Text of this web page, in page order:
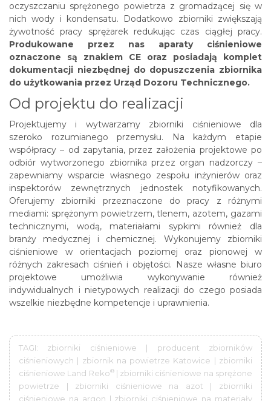
oczyszczaniu sprężonego powietrza z gromadzącej się w
nich wody i kondensatu. Dodatkowo zbiorniki zwiększają
żywotność pracy sprężarek redukując czas ciągłej pracy.
Produkowane przez nas aparaty ciśnieniowe
oznaczone są znakiem CE oraz posiadają komplet
dokumentacji niezbędnej do dopuszczenia zbiornika
do użytkowania przez Urząd Dozoru Technicznego.
Od projektu do realizacji
Projektujemy i wytwarzamy zbiorniki ciśnieniowe dla
szeroko rozumianego przemysłu. Na każdym etapie
współpracy – od zapytania, przez założenia projektowe po
odbiór wytworzonego zbiornika przez organ nadzorczy –
zapewniamy wsparcie własnego zespołu inżynierów oraz
inspektorów zewnętrznych jednostek notyfikowanych.
Oferujemy zbiorniki przeznaczone do pracy z różnymi
mediami: sprężonym powietrzem, tlenem, azotem, gazami
technicznymi, wodą, materiałami sypkimi również dla
branży medycznej i chemicznej. Wykonujemy zbiorniki
ciśnieniowe w orientacjach poziomej oraz pionowej w
różnych zakresach ciśnień i objętości. Nasze własne biuro
projektowe umożliwia wykonywanie również
indywidualnych i nietypowych realizacji do czego posiada
wszelkie niezbędne kompetencje i uprawnienia.
TAGI: zbiorniki ciśnieniowe | producent zbiorników
ciśnieniowych | zbiornik na powietrze Katowice | zbiorniki
ciśnieniowe Land Reko®| zbiorniki ciśnieniowe na sprężone
powietrze | zbiorniki ciśnieniowe na azot | zbiorniki
ciśnieniowe na argon | zbiorniki ciśnieniowe na materiały